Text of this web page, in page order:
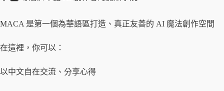
MACA 是第一個為華語區打造、真正友善的 AI 魔法創作空間
在這裡，你可以：
以中文自在交流、分享心得